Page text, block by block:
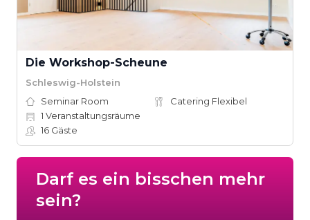
Die Workshop-Scheune
Schleswig-Holstein
Seminar Room
Catering Flexibel
1 Veranstaltungsräume
16 Gäste
Darf es ein bisschen mehr
sein?